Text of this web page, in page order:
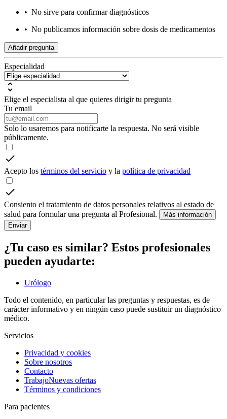
• No sirve para confirmar diagnósticos
• No publicamos información sobre dosis de medicamentos
Añadir pregunta
Especialidad
Elige el especialista al que quieres dirigir tu pregunta
Tu email
Solo lo usaremos para notificarte la respuesta. No será visible
públicamente.
Acepto los términos del servicio y la política de privacidad
Consiento el tratamiento de datos personales relativos al estado de
salud para formular una pregunta al Profesional.
Más información
Enviar
¿Tu caso es similar? Estos profesionales
pueden ayudarte:
Urólogo
Todo el contenido, en particular las preguntas y respuestas, es de
carácter informativo y en ningún caso puede sustituir un diagnóstico
médico.
Servicios
Privacidad y cookies
Sobre nosotros
Contacto
TrabajoNuevas ofertas
Términos y condiciones
Para pacientes